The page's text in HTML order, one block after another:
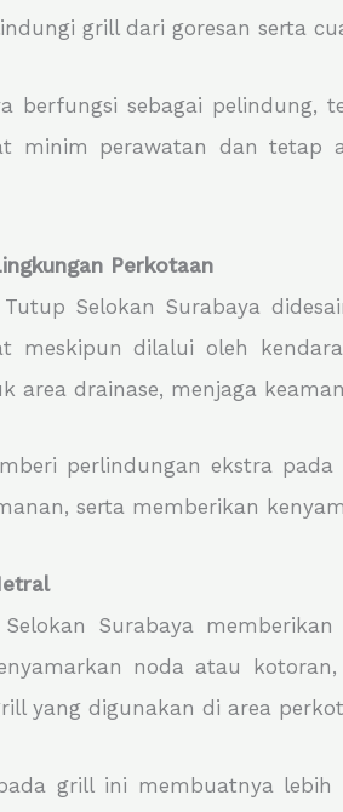
grill dari goresan serta
berfungsi sebagai pelindung,
minim perawatan dan tetap
Perkotaan
Selokan Surabaya
meskipun dilalui oleh
area drainase, menjaga
perlindungan ekstra
serta memberikan
Surabaya
noda atau
yang digunakan di area
grill ini membuatnya